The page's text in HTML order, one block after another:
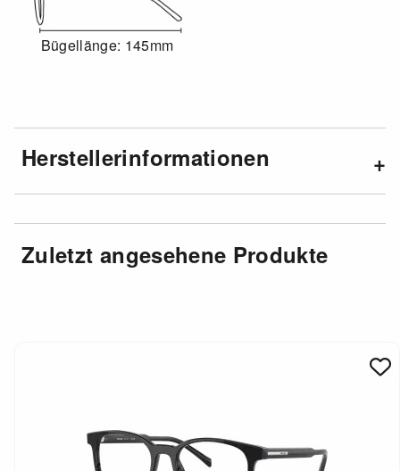
Bügellänge: 145mm
Herstellerinformationen
Zuletzt angesehene Produkte